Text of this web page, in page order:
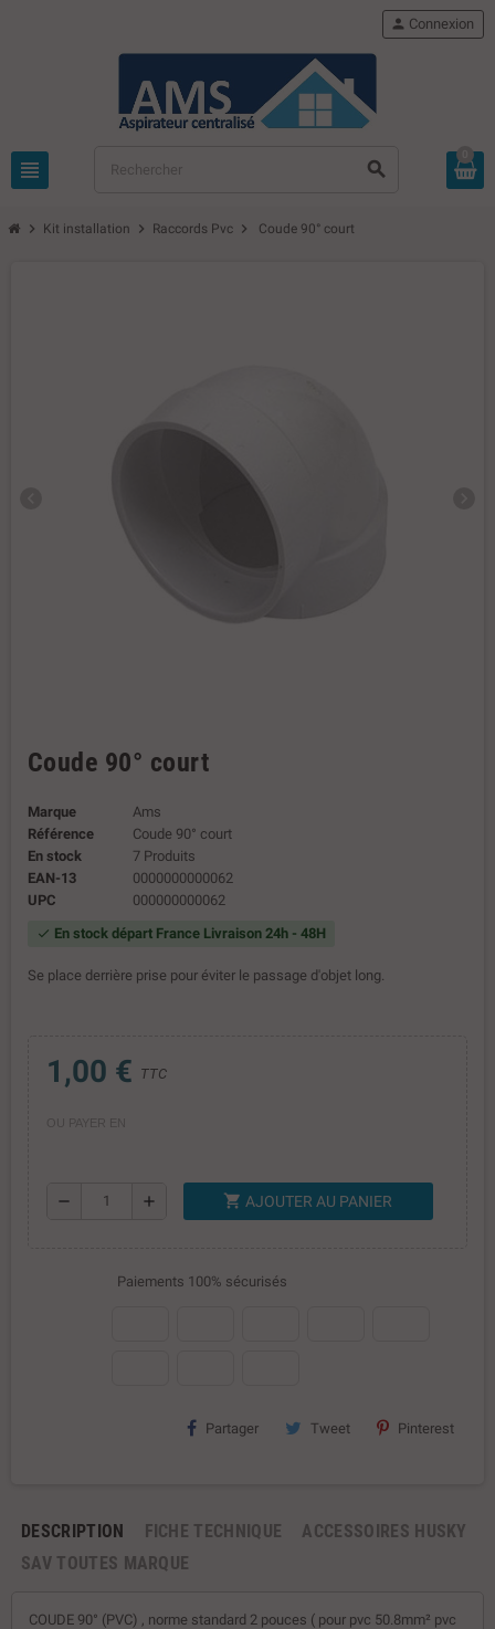
view_headline search
person Connexion
chevron_right Kit installation chevron_right Raccords Pvc chevron_right Coude 90° court
Coude 90° court
Marque
Ams
Référence
Coude 90° court
En stock
7 Produits
EAN-13
0000000000062
UPC
000000000062
check En stock départ France Livraison 24h - 48H
Se place derrière prise pour éviter le passage d'objet long.
1,00 € TTC
OU PAYER EN
remove add shopping_cart AJOUTER AU PANIER
Paiements 100% sécurisés
Partager Tweet Pinterest
DESCRIPTION FICHE TECHNIQUE
ACCESSOIRES HUSKY
SAV TOUTES MARQUE
COUDE 90° (PVC) , norme standard 2 pouces ( pour pvc 50.8mm² pvc